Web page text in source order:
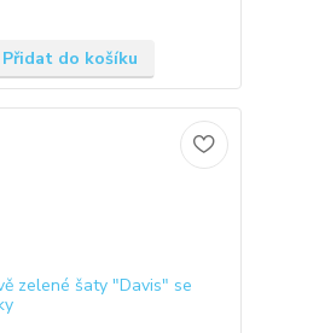
Přidat do košíku